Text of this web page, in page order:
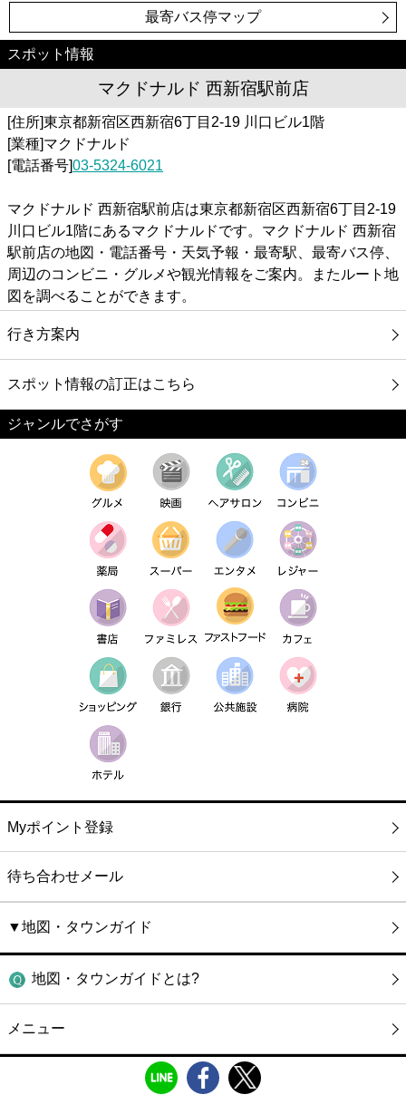
最寄バス停マップ
スポット情報
マクドナルド 西新宿駅前店
[住所]東京都新宿区西新宿6丁目2-19 川口ビル1階
[業種]マクドナルド
[電話番号]03-5324-6021
マクドナルド 西新宿駅前店は東京都新宿区西新宿6丁目2-19
川口ビル1階にあるマクドナルドです。マクドナルド 西新宿
駅前店の地図・電話番号・天気予報・最寄駅、最寄バス停、
周辺のコンビニ・グルメや観光情報をご案内。またルート地
図を調べることができます。
行き方案内
スポット情報の訂正はこちら
ジャンルでさがす
Myポイント登録
待ち合わせメール
▼地図・タウンガイド
地図・タウンガイドとは?
メニュー